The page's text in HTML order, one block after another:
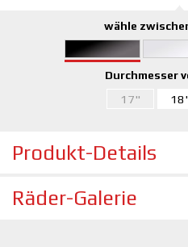
wähle
Durchmesser
17"
Produkt-Details
Räder-Galerie